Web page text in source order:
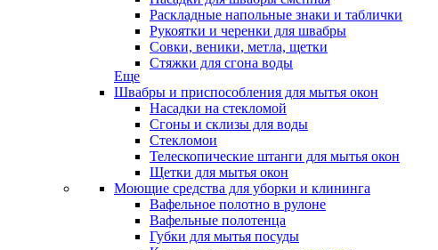
Раскладные напольные знаки и таблички
Рукоятки и черенки для швабры
Совки, веники, метла, щетки
Стяжки для сгона воды
Еще
Швабры и приспособления для мытья окон
Насадки на стекломой
Сгоны и склизы для воды
Стекломои
Телескопические штанги для мытья окон
Щетки для мытья окон
Моющие средства для уборки и клининга
Вафельное полотно в рулоне
Вафельные полотенца
Губки для мытья посуды